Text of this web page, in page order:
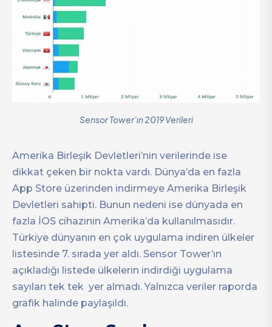
Sensor Tower’ın 2019 Verileri
Amerika Birleşik Devletleri’nin verilerinde ise
dikkat çeken bir nokta vardı. Dünya’da en fazla
App Store üzerinden indirmeye Amerika Birleşik
Devletleri sahipti. Bunun nedeni ise dünyada en
fazla İOS cihazının Amerika’da kullanılmasıdır.
Türkiye dünyanın en çok uygulama indiren ülkeler
listesinde 7. sırada yer aldı. Sensor Tower’ın
açıkladığı listede ülkelerin indirdiği uygulama
sayıları tek tek yer almadı. Yalnızca veriler raporda
grafik halinde paylaşıldı.